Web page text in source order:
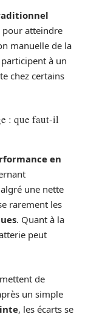
pour atteindre
manuelle de la
à un
chez certains
: que faut-il
en
une nette
rarement les
. Quant à la
peut
de
un simple
, les écarts se